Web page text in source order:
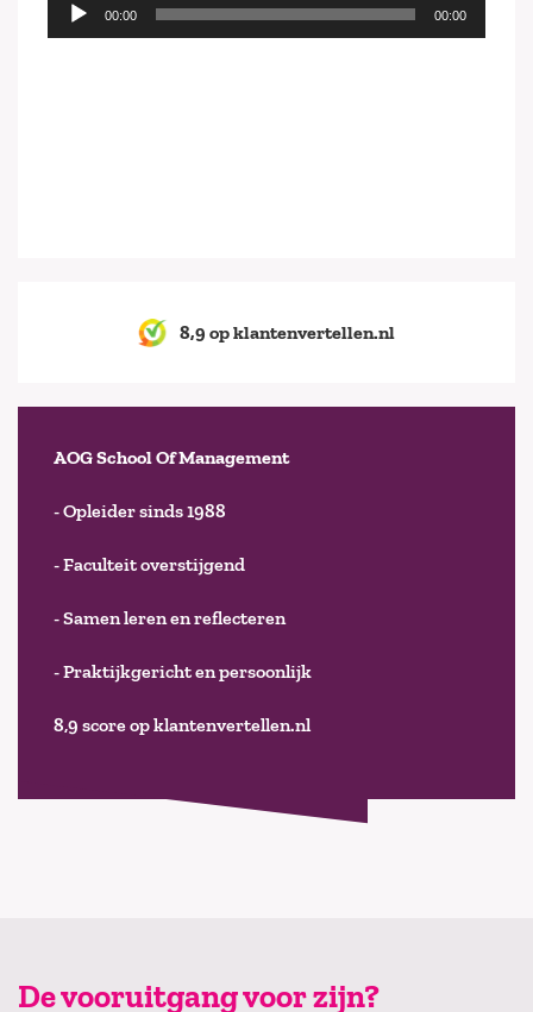
00:00 00:00
8,9 op klantenvertellen.nl
AOG School Of Management
- Opleider sinds 1988
- Faculteit overstijgend
- Samen leren en reflecteren
- Praktijkgericht en persoonlijk
8,9 score op klantenvertellen.nl
De vooruitgang voor zijn?